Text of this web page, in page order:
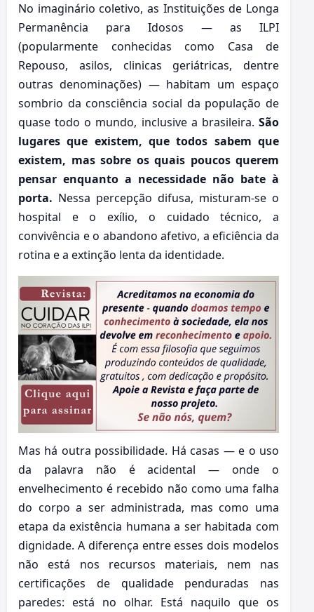
No imaginário coletivo, as Instituições de Longa
Permanência para Idosos — as ILPI
(popularmente conhecidas como Casa de
Repouso, asilos, clinicas geriátricas, dentre
outras denominações) — habitam um espaço
sombrio da consciência social da população de
quase todo o mundo, inclusive a brasileira. São
lugares que existem, que todos sabem que
existem, mas sobre os quais poucos querem
pensar enquanto a necessidade não bate à
porta. Nessa percepção difusa, misturam-se o
hospital e o exílio, o cuidado técnico, a
convivência e o abandono afetivo, a eficiência da
rotina e a extinção lenta da identidade.
Mas há outra possibilidade. Há casas — e o uso
da palavra não é acidental — onde o
envelhecimento é recebido não como uma falha
do corpo a ser administrada, mas como uma
etapa da existência humana a ser habitada com
dignidade. A diferença entre esses dois modelos
não está nos recursos materiais, nem nas
certificações de qualidade penduradas nas
paredes: está no olhar. Está naquilo que os